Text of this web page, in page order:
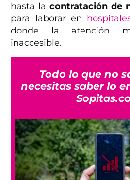
hasta lacontratación de
para laborar en
donde la atención
inaccesible.
Todo lo que no
necesitas saber lo